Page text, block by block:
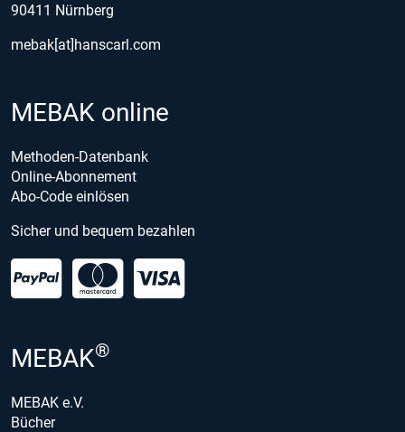
90411 Nürnberg
mebak[at]hanscarl.com
MEBAK online
Methoden-Datenbank
Online-Abonnement
Abo-Code einlösen
Sicher und bequem bezahlen
MEBAK®
MEBAK e.V.
Bücher